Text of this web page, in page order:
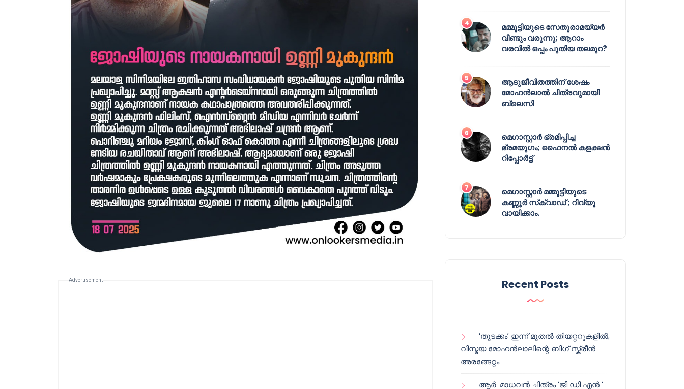
Advertisement
മമ്മൂട്ടിയുടെ സേതുരാമയ്യർ
വീണ്ടും വരുന്നു; ആറാം
വരവിൽ ഒപ്പം പുതിയ തലമുറ?
ആടുജീവിതത്തിന് ശേഷം
മോഹൻലാൽ ചിത്രവുമായി
ബ്ലെസി
മെഗാസ്റ്റാർ ഭ്രമിപ്പിച്ച
ഭ്രമയുഗം; ഫൈനൽ കളക്ഷൻ
റിപ്പോർട്ട്
മെഗാസ്റ്റാർ മമ്മൂട്ടിയുടെ
കണ്ണൂർ സ്‌ക്വാഡ് ; റിവ്യൂ
വായിക്കാം.
Recent Posts
‘തുടക്കം’ ഇന്ന് മുതൽ തിയറ്ററുകളിൽ;
വിസ്മയ മോഹൻലാലിന്റെ ബിഗ് സ്ക്രീൻ
അരങ്ങേറ്റം
ആർ. മാധവൻ ചിത്രം ‘ജി ഡി എൻ ‘